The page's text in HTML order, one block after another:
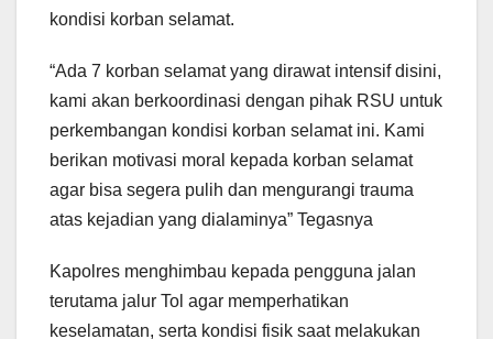
kondisi korban selamat.
“Ada 7 korban selamat yang dirawat intensif disini,
kami akan berkoordinasi dengan pihak RSU untuk
perkembangan kondisi korban selamat ini. Kami
berikan motivasi moral kepada korban selamat
agar bisa segera pulih dan mengurangi trauma
atas kejadian yang dialaminya” Tegasnya
Kapolres menghimbau kepada pengguna jalan
terutama jalur Tol agar memperhatikan
keselamatan, serta kondisi fisik saat melakukan